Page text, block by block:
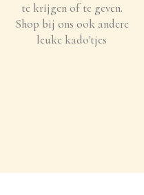
te krijgen of te geven.
Shop bij ons ook andere
leuke kado'tjes